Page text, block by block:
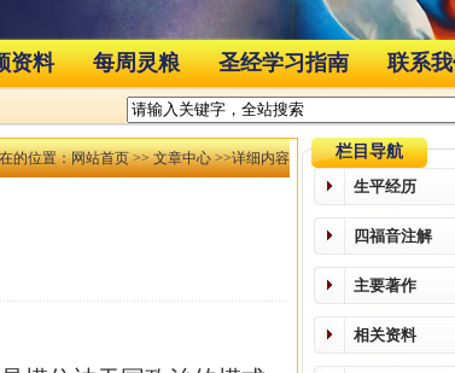
资料 每周灵粮 圣经学习指南 联系
的位置：网站首页>>文章中心>>详细内容
栏目导航
生平经历
四福音注解
主要著作
相关资料